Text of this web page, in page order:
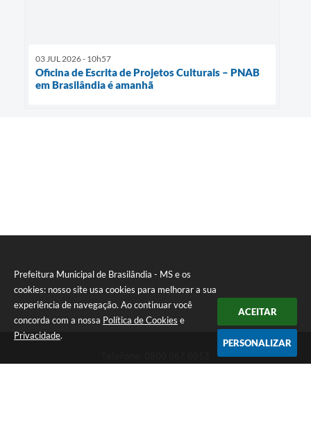
Prefeitura Municipal de Brasilândia - MS e os
cookies: nosso site usa cookies para melhorar a sua
experiência de navegação. Ao continuar você
concorda com a nossa Política de Cookies e
Privacidade.
ACEITAR
PERSONALIZAR
03 JUL 2026 - 10h57
Oficina de Escrita de Projetos Culturais – PNAB
em Brasilândia é amanhã